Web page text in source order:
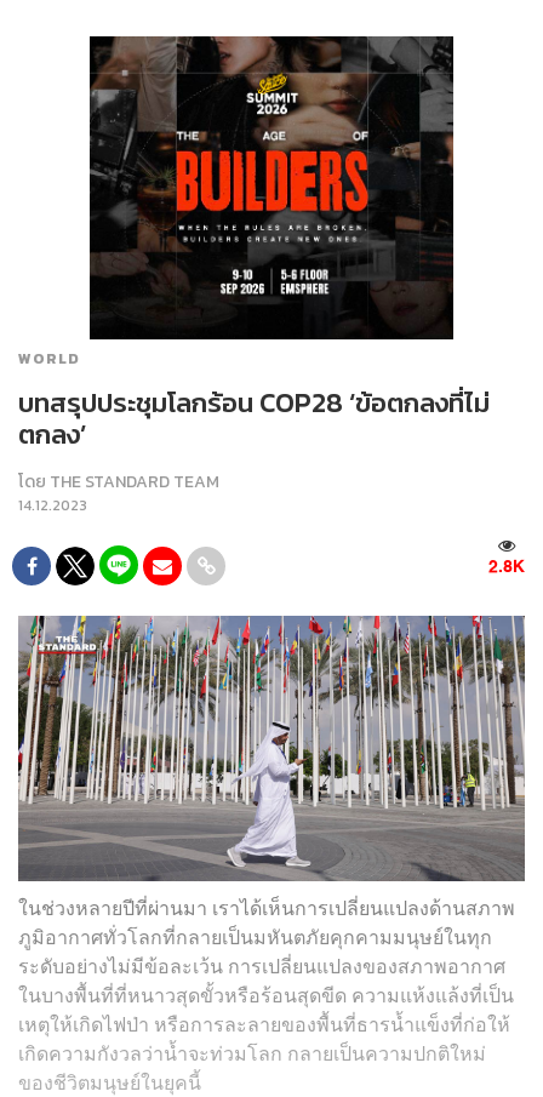
WORLD
บทสรุปประชุมโลกร้อน COP28 ‘ข้อตกลงที่ไม่
ตกลง’
โดย THE STANDARD TEAM
14.12.2023
2.8K
ในช่วงหลายปีที่ผ่านมา เราได้เห็นการเปลี่ยนแปลงด้านสภาพ
ภูมิอากาศทั่วโลกที่กลายเป็นมหันตภัยคุกคามมนุษย์ในทุก
ระดับอย่างไม่มีข้อละเว้น การเปลี่ยนแปลงของสภาพอากาศ
ในบางพื้นที่ที่หนาวสุดขั้วหรือร้อนสุดขีด ความแห้งแล้งที่เป็น
เหตุให้เกิดไฟป่า หรือการละลายของพื้นที่ธารน้ำแข็งที่ก่อให้
เกิดความกังวลว่าน้ำจะท่วมโลก กลายเป็นความปกติใหม่
ของชีวิตมนุษย์ในยุคนี้